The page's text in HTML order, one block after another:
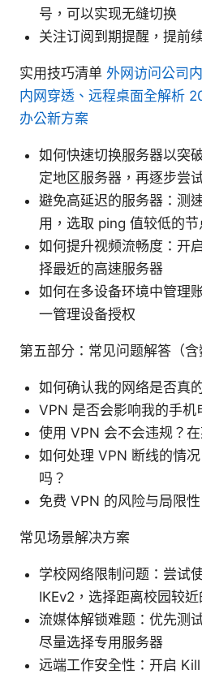
号，可以实现无缝切换
关注订阅到期提醒，提前
实用技巧清单 外网访问公司
内网穿透、远程桌面全解析
办公新方案
如何快速切换服务器以突
定地区服务器，再逐步尝
避免高延迟的服务器：测
用，选取 ping 值较低的节
如何提升视频流畅度：开
择最近的高速服务器
如何在多设备环境中管理
一管理设备授权
第五部分：常见问题解答（含
如何确认我的网络是否真
VPN 是否会影响我的手机
使用 VPN 会不会违规？
如何处理 VPN 断线的情
吗？
免费 VPN 的风险与局限性
常见场景解决方案
学校网络限制问题：尝试
IKEv2，选择距离校园较
流媒体解锁难题：优先测
尽量选择专用服务器
远端工作安全性：开启